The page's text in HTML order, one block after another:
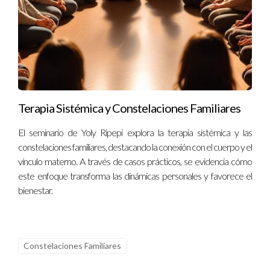
Terapia Sistémica y Constelaciones Familiares
El seminario de Yoly Ripepi explora la terapia sistémica y las
constelaciones familiares, destacando la conexión con el cuerpo y el
vínculo materno. A través de casos prácticos, se evidencia cómo
este enfoque transforma las dinámicas personales y favorece el
bienestar.
Constelaciones Familiares